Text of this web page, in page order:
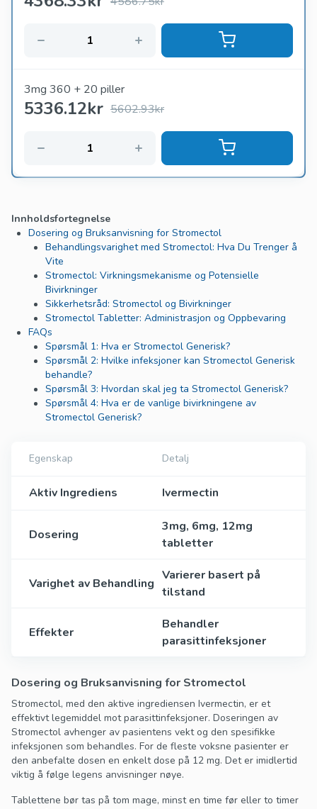
3mg 360 + 20 piller
5336.12kr 5602.93kr
Innholdsfortegnelse
Dosering og Bruksanvisning for Stromectol
Behandlingsvarighet med Stromectol: Hva Du Trenger å
Vite
Stromectol: Virkningsmekanisme og Potensielle
Bivirkninger
Sikkerhetsråd: Stromectol og Bivirkninger
Stromectol Tabletter: Administrasjon og Oppbevaring
FAQs
Spørsmål 1: Hva er Stromectol Generisk?
Spørsmål 2: Hvilke infeksjoner kan Stromectol Generisk
behandle?
Spørsmål 3: Hvordan skal jeg ta Stromectol Generisk?
Spørsmål 4: Hva er de vanlige bivirkningene av
Stromectol Generisk?
Egenskap Detalj
Aktiv Ingrediens Ivermectin
Dosering
3mg, 6mg, 12mg
tabletter
Varighet av Behandling
Varierer basert på
tilstand
Effekter
Behandler
parasittinfeksjoner
Dosering og Bruksanvisning for Stromectol
Stromectol, med den aktive ingrediensen Ivermectin, er et
effektivt legemiddel mot parasittinfeksjoner. Doseringen av
Stromectol avhenger av pasientens vekt og den spesifikke
infeksjonen som behandles. For de fleste voksne pasienter er
den anbefalte dosen en enkelt dose på 12 mg. Det er imidlertid
viktig å følge legens anvisninger nøye.
Tablettene bør tas på tom mage, minst en time før eller to timer